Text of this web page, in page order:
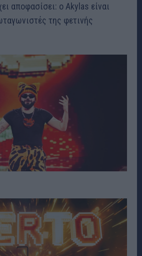
αποφασίσει: ο Akylas είναι
της φετινής